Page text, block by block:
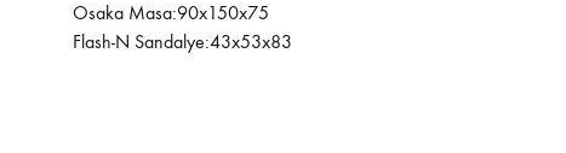
Osaka Masa:90x150x75
Flash-N Sandalye:43x53x83